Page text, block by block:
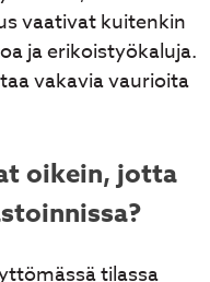
vaativat kuitenkin
ja erikoistyökaluja.
vakavia vaurioita
oikein, jotta
tilassa